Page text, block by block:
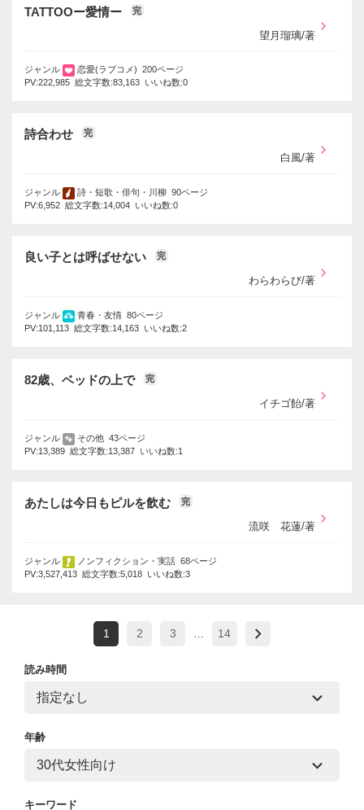
TATTOOー愛情ー 完
望月瑠璃/著
ジャンル
恋愛(ラブコメ) 200ページ
PV:222,985 総文字数:83,163 いいね数:0
詩合わせ 完
白風/著
ジャンル
詩・短歌・俳句・川柳 90ページ
PV:6,952 総文字数:14,004 いいね数:0
良い子とは呼ばせない 完
わらわらび/著
ジャンル
青春・友情 80ページ
PV:101,113 総文字数:14,163 いいね数:2
82歳、ベッドの上で 完
イチゴ飴/著
ジャンル
その他 43ページ
PV:13,389 総文字数:13,387 いいね数:1
あたしは今日もピルを飲む 完
流咲 花蓮/著
ジャンル
ノンフィクション・実話 68ページ
PV:3,527,413 総文字数:5,018 いいね数:3
1 2 3 … 14
読み時間
年齢
キーワード